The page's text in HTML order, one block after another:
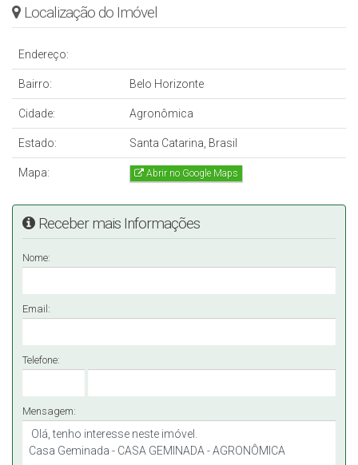
Localização do Imóvel
Endereço:
Bairro: Belo Horizonte
Cidade: Agronômica
Estado: Santa Catarina, Brasil
Mapa: Abrir no Google Maps
Receber mais Informações
Nome:
Email:
Telefone:
Mensagem: